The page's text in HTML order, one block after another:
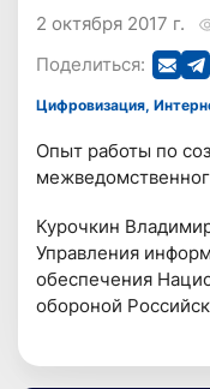
2 октября 2017 г.
Поделиться:
Цифровизация,
Опыт работы по
Курочкин
Управления
обеспечения
обороной